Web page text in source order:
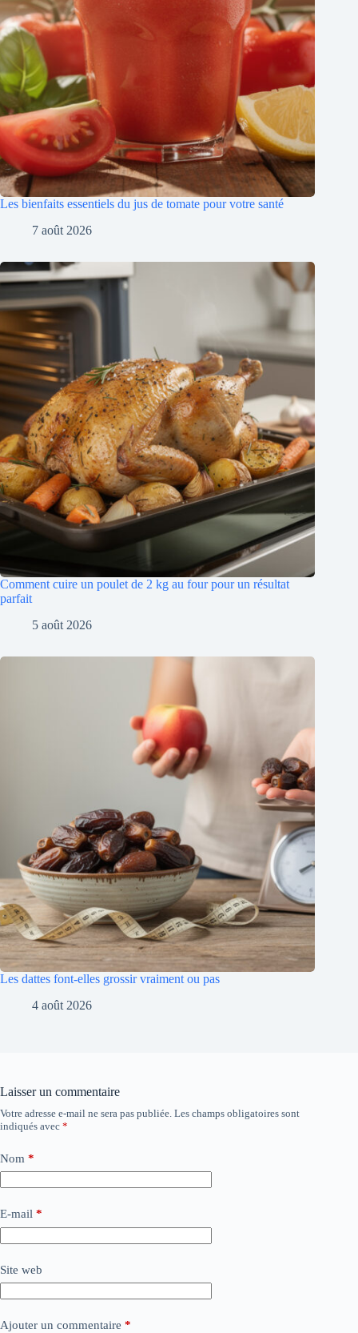
Les bienfaits essentiels du jus de tomate pour votre santé
7 août 2026
Comment cuire un poulet de 2 kg au four pour un résultat
parfait
5 août 2026
Les dattes font-elles grossir vraiment ou pas
4 août 2026
Laisser un commentaire
Votre adresse e-mail ne sera pas publiée. Les champs obligatoires sont
indiqués avec *
Nom *
E-mail *
Site web
Ajouter un commentaire *